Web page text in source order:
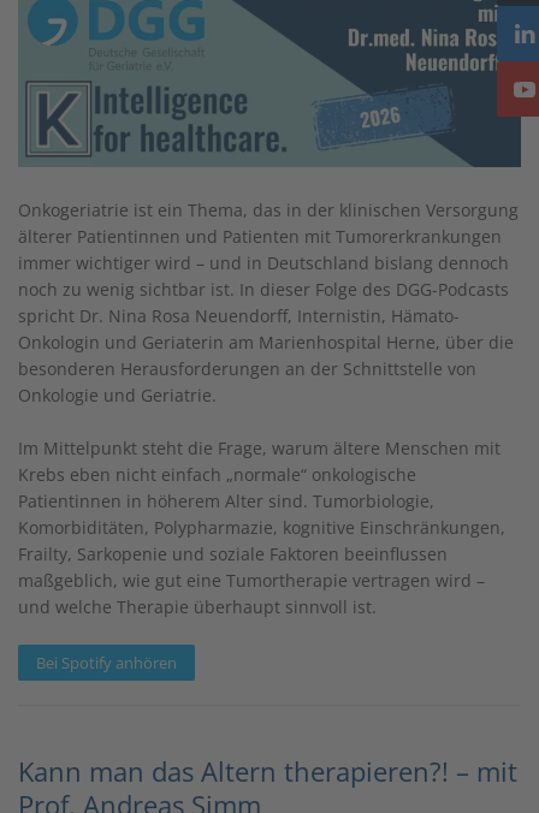
Onkogeriatrie ist ein Thema, das in der klinischen Versorgung
älterer Patientinnen und Patienten mit Tumorerkrankungen
immer wichtiger wird – und in Deutschland bislang dennoch
noch zu wenig sichtbar ist. In dieser Folge des DGG-Podcasts
spricht Dr. Nina Rosa Neuendorff, Internistin, Hämato-
Onkologin und Geriaterin am Marienhospital Herne, über die
besonderen Herausforderungen an der Schnittstelle von
Onkologie und Geriatrie.
Im Mittelpunkt steht die Frage, warum ältere Menschen mit
Krebs eben nicht einfach „normale“ onkologische
Patientinnen in höherem Alter sind. Tumorbiologie,
Komorbiditäten, Polypharmazie, kognitive Einschränkungen,
Frailty, Sarkopenie und soziale Faktoren beeinflussen
maßgeblich, wie gut eine Tumortherapie vertragen wird –
und welche Therapie überhaupt sinnvoll ist.
Bei Spotify anhören
Kann man das Altern therapieren?! – mit
Prof. Andreas Simm